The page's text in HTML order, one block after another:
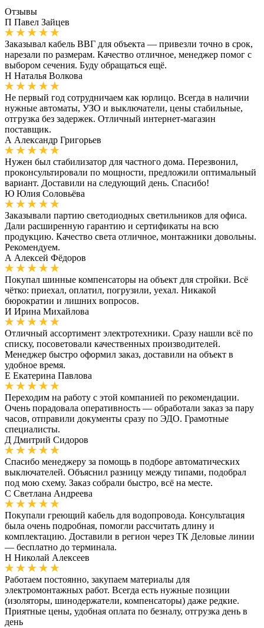
Отзывы
П Павел Зайцев
Заказывал кабель ВВГ для объекта — привезли точно в срок,
нарезали по размерам. Качество отличное, менеджер помог с
выбором сечения. Буду обращаться ещё.
Н Наталья Волкова
Не первый год сотрудничаем как юрлицо. Всегда в наличии
нужные автоматы, УЗО и выключатели, цены стабильные,
отгрузка без задержек. Отличный интернет-магазин
поставщик.
А Александр Григорьев
Нужен был стабилизатор для частного дома. Перезвонил,
проконсультировали по мощности, предложили оптимальный
вариант. Доставили на следующий день. Спасибо!
Ю Юлия Соловьёва
Заказывали партию светодиодных светильников для офиса.
Дали расширенную гарантию и сертификаты на всю
продукцию. Качество света отличное, монтажники довольны.
Рекомендуем.
А Алексей Фёдоров
Покупал шинные компенсаторы на объект для стройки. Всё
чётко: приехал, оплатил, погрузили, уехал. Никакой
бюрократии и лишних вопросов.
И Ирина Михайлова
Отличный ассортимент электротехники. Сразу нашли всё по
списку, посоветовали качественных производителей.
Менеджер быстро оформил заказ, доставили на объект в
удобное время.
Е Екатерина Павлова
Переходим на работу с этой компанией по рекомендации.
Очень порадовала оперативность — обработали заказ за пару
часов, отправили документы сразу по ЭДО. Грамотные
специалисты.
Д Дмитрий Сидоров
Спасибо менеджеру за помощь в подборе автоматических
выключателей. Объяснил разницу между типами, подобрал
под мою схему. Заказ собрали быстро, всё на месте.
С Светлана Андреева
Покупали греющий кабель для водопровода. Консультация
была очень подробная, помогли рассчитать длину и
комплектацию. Доставили в регион через ТК Деловые линии
— бесплатно до терминала.
Н Николай Алексеев
Работаем постоянно, закупаем материалы для
электромонтажных работ. Всегда есть нужные позиции
(изоляторы, шинодержатели, компенсаторы) даже редкие.
Приятные цены, удобная оплата по безналу, отгрузка день в
день